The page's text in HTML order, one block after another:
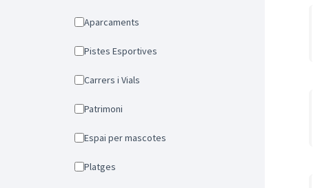
Aparcaments
Pistes Esportives
Carrers i Vials
Patrimoni
Espai per mascotes
Platges